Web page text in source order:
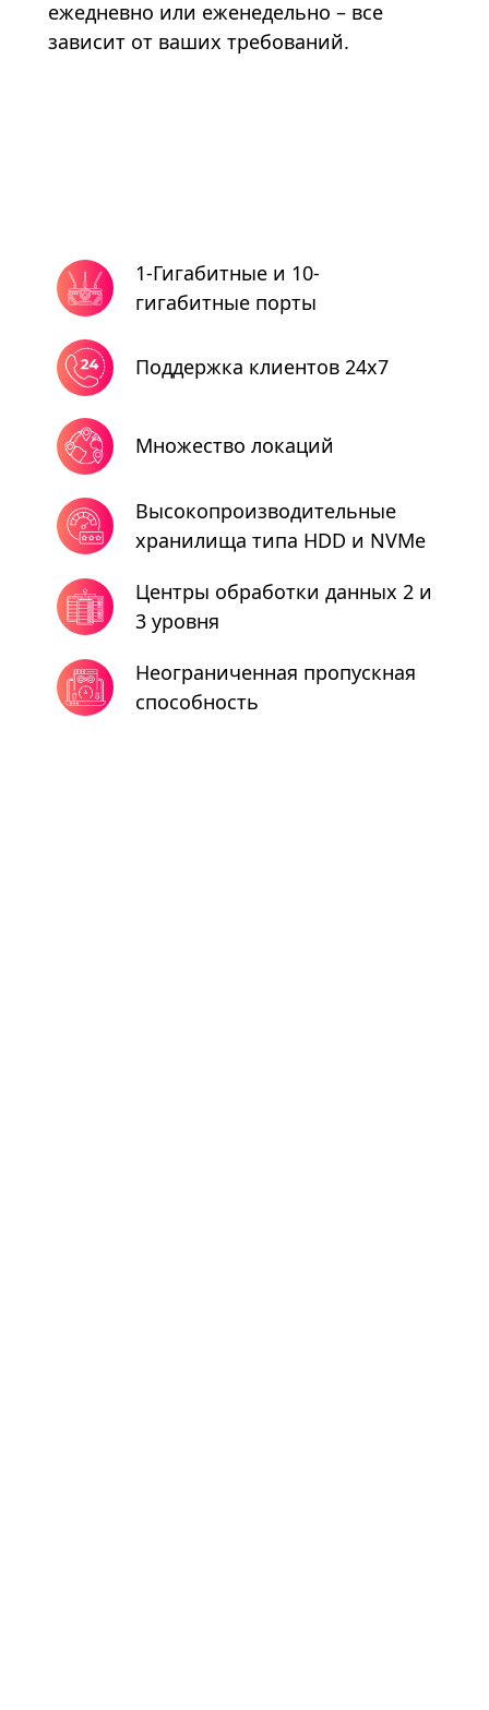
ежедневно или еженедельно – все
зависит от ваших требований.
1-Гигабитные и 10-
гигабитные порты
Поддержка клиентов 24x7
Множество локаций
Высокопроизводительные
хранилища типа HDD и NVMe
Центры обработки данных 2 и
3 уровня
Неограниченная пропускная
способность